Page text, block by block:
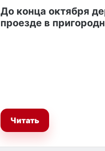
До конца октября
проезде в
Читать